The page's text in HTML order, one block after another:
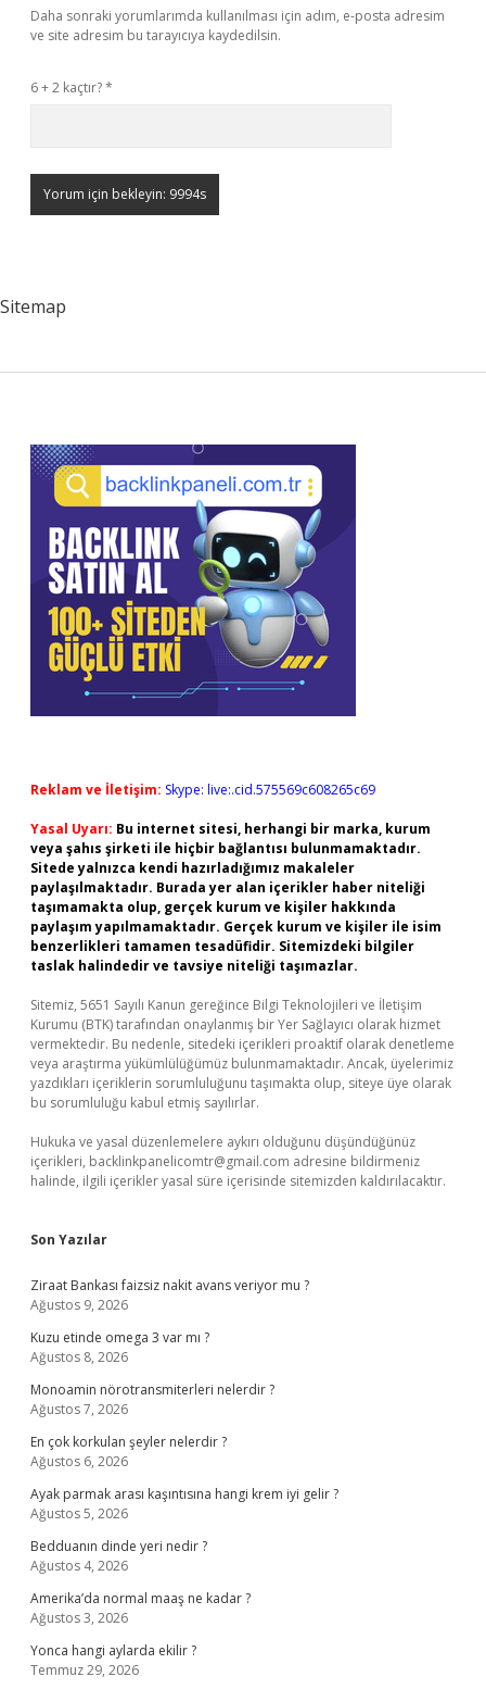
Daha sonraki yorumlarımda kullanılması için adım, e-posta adresim
ve site adresim bu tarayıcıya kaydedilsin.
6 + 2 kaçtır?*
Sitemap
Sidebar
Reklam ve İletişim: Skype: live:.cid.575569c608265c69
Yasal Uyarı: Bu internet sitesi, herhangi bir marka, kurum
veya şahıs şirketi ile hiçbir bağlantısı bulunmamaktadır.
Sitede yalnızca kendi hazırladığımız makaleler
paylaşılmaktadır. Burada yer alan içerikler haber niteliği
taşımamakta olup, gerçek kurum ve kişiler hakkında
paylaşım yapılmamaktadır. Gerçek kurum ve kişiler ile isim
benzerlikleri tamamen tesadüfidir. Sitemizdeki bilgiler
taslak halindedir ve tavsiye niteliği taşımazlar.
Sitemiz, 5651 Sayılı Kanun gereğince Bilgi Teknolojileri ve İletişim
Kurumu (BTK) tarafından onaylanmış bir Yer Sağlayıcı olarak hizmet
vermektedir. Bu nedenle, sitedeki içerikleri proaktif olarak denetleme
veya araştırma yükümlülüğümüz bulunmamaktadır. Ancak, üyelerimiz
yazdıkları içeriklerin sorumluluğunu taşımakta olup, siteye üye olarak
bu sorumluluğu kabul etmiş sayılırlar.
Hukuka ve yasal düzenlemelere aykırı olduğunu düşündüğünüz
içerikleri, backlinkpanelicomtr@gmail.com adresine bildirmeniz
halinde, ilgili içerikler yasal süre içerisinde sitemizden kaldırılacaktır.
Son Yazılar
Ziraat Bankası faizsiz nakit avans veriyor mu ?
Ağustos 9, 2026
Kuzu etinde omega 3 var mı ?
Ağustos 8, 2026
Monoamin nörotransmiterleri nelerdir ?
Ağustos 7, 2026
En çok korkulan şeyler nelerdir ?
Ağustos 6, 2026
Ayak parmak arası kaşıntısına hangi krem iyi gelir ?
Ağustos 5, 2026
Bedduanın dinde yeri nedir ?
Ağustos 4, 2026
Amerika’da normal maaş ne kadar ?
Ağustos 3, 2026
Yonca hangi aylarda ekilir ?
Temmuz 29, 2026